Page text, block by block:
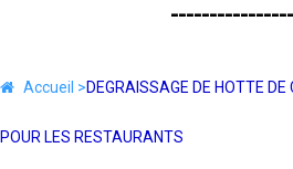
REJOIGNEZ-NOUS▼
Accueil >DEGRAISSAGE DE HOTTE DE
POUR LES RESTAURANTS